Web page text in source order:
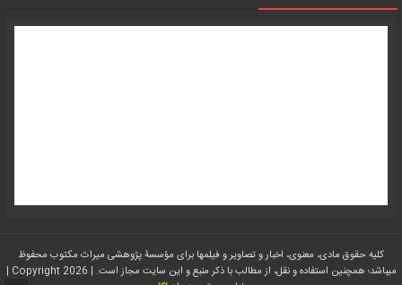
کلیه حقوق مادی، معنوی، اخبار و تصاویر و فیلمها برای مؤسسۀ پژوهشی میراث مکتوب محفوظ
میباشد؛ همچنین استفاده و نقل، از مطالب با ذکر منبع و این سایت مجاز است. | Copyright 2026 |